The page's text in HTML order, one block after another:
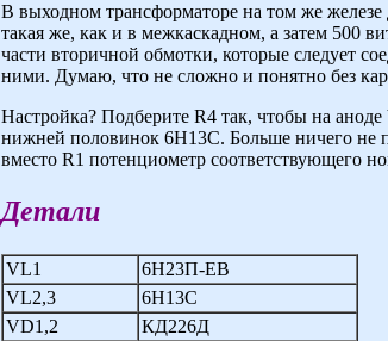
В выходном трансформаторе на том же
такая же, как и в межкаскадном, а затем 500
части вторичной обмотки, которые следует
ними. Думаю, что не сложно и понятно без
Настройка? Подберите R4 так, чтобы на
нижней половинок 6Н13С. Больше ничего не
вместо R1 потенциометр соответствующего
Детали
VL1
6Н23П-ЕВ
VL2,3
6Н13С
VD1,2
КД226Д